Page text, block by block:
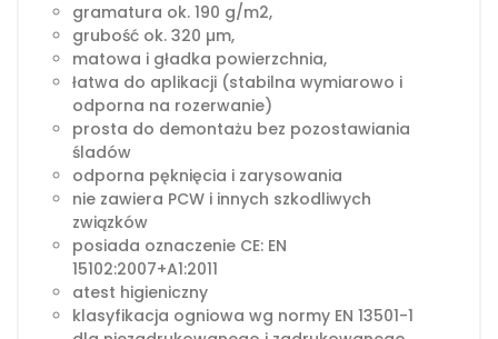
gramatura ok. 190 g/m2,
grubość ok. 320 µm,
matowa i gładka powierzchnia,
łatwa do aplikacji (stabilna wymiarowo i
odporna na rozerwanie)
prosta do demontażu bez pozostawiania
śladów
odporna pęknięcia i zarysowania
nie zawiera PCW i innych szkodliwych
związków
posiada oznaczenie CE: EN
15102:2007+A1:2011
atest higieniczny
klasyfikacja ogniowa wg normy EN 13501-1